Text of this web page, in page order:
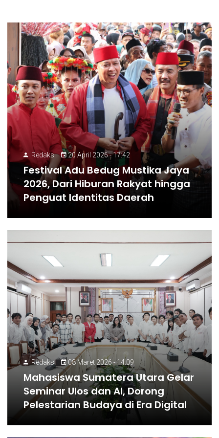
Redaksi 20 April 2026 - 17:42
Festival Adu Bedug Mustika Jaya
2026, Dari Hiburan Rakyat hingga
Penguat Identitas Daerah
Redaksi 08 Maret 2026 - 14:09
Mahasiswa Sumatera Utara Gelar
Seminar Ulos dan AI, Dorong
Pelestarian Budaya di Era Digital